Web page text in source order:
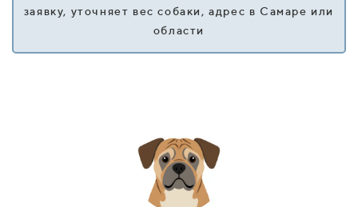
заявку, уточняет вес собаки, адрес в Самаре или
области